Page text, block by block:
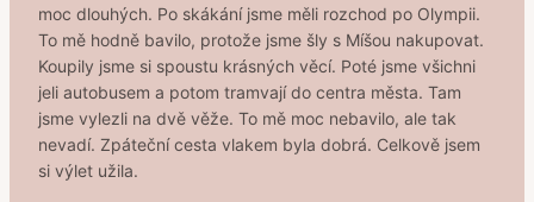
moc dlouhých. Po skákání jsme měli rozchod po Olympii.
To mě hodně bavilo, protože jsme šly s Míšou nakupovat.
Koupily jsme si spoustu krásných věcí. Poté jsme všichni
jeli autobusem a potom tramvají do centra města. Tam
jsme vylezli na dvě věže. To mě moc nebavilo, ale tak
nevadí. Zpáteční cesta vlakem byla dobrá. Celkově jsem
si výlet užila.